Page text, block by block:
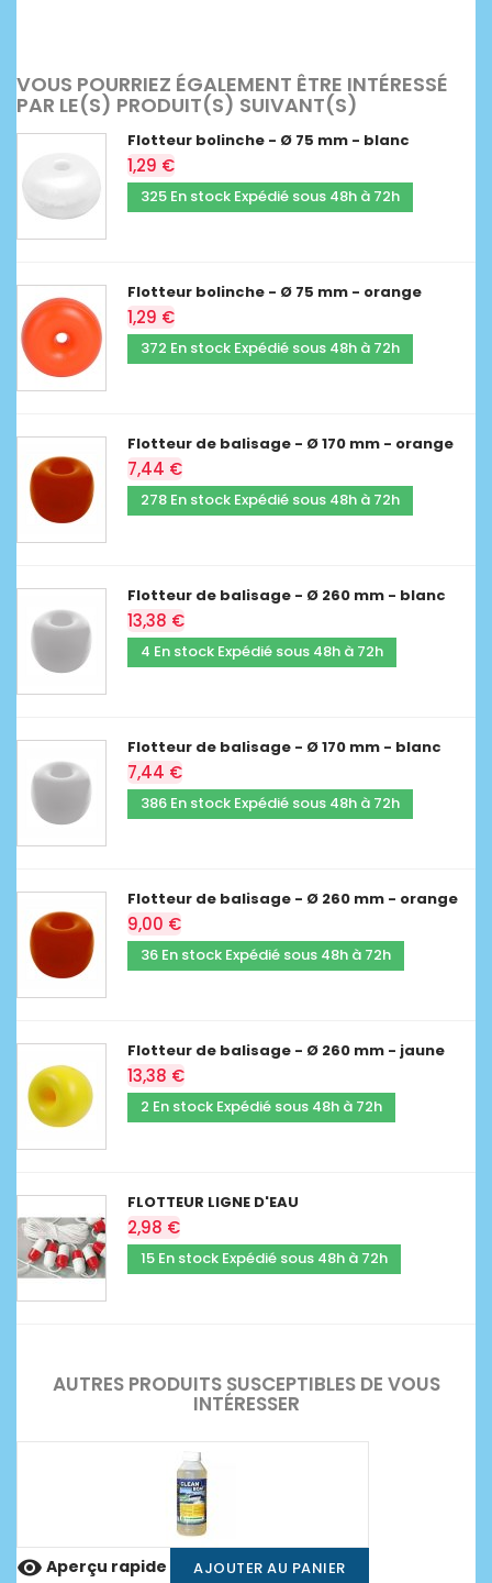
VOUS POURRIEZ ÉGALEMENT ÊTRE INTÉRESSÉ
PAR LE(S) PRODUIT(S) SUIVANT(S)
Flotteur bolinche - Ø 75 mm - blanc
1,29 €
325 En stock Expédié sous 48h à 72h
Flotteur bolinche - Ø 75 mm - orange
1,29 €
372 En stock Expédié sous 48h à 72h
Flotteur de balisage - Ø 170 mm - orange
7,44 €
278 En stock Expédié sous 48h à 72h
Flotteur de balisage - Ø 260 mm - blanc
13,38 €
4 En stock Expédié sous 48h à 72h
Flotteur de balisage - Ø 170 mm - blanc
7,44 €
386 En stock Expédié sous 48h à 72h
Flotteur de balisage - Ø 260 mm - orange
9,00 €
36 En stock Expédié sous 48h à 72h
Flotteur de balisage - Ø 260 mm - jaune
13,38 €
2 En stock Expédié sous 48h à 72h
FLOTTEUR LIGNE D'EAU
2,98 €
15 En stock Expédié sous 48h à 72h
AUTRES PRODUITS SUSCEPTIBLES DE VOUS
INTÉRESSER
 Aperçu rapide AJOUTER AU PANIER